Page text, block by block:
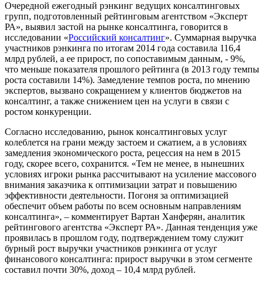
Очередной ежегодный рэнкинг ведущих консалтинговых
групп, подготовленный рейтинговым агентством «Эксперт
РА», выявил застой на рынке консалтинга, говорится в
исследовании «Российский консалтинг». Суммарная выручка
участников рэнкинга по итогам 2014 года составила 116,4
млрд рублей, а ее прирост, по сопоставимым данным, - 9%,
что меньше показателя прошлого рейтинга (в 2013 году темпы
роста составили 14%). Замедление темпов роста, по мнению
экспертов, вызвано сокращением у клиентов бюджетов на
консалтинг, а также снижением цен на услуги в связи с
ростом конкуренции.
Согласно исследованию, рынок консалтинговых услуг
колеблется на грани между застоем и сжатием, а в условиях
замедления экономического роста, рецессия на нем в 2015
году, скорее всего, сохранится. «Тем не менее, в нынешних
условиях игроки рынка рассчитывают на усиление массового
внимания заказчика к оптимизации затрат и повышению
эффективности деятельности. Погоня за оптимизацией
обеспечит объем работы по всем основным направлениям
консалтинга», – комментирует Вартан Ханферян, аналитик
рейтингового агентства «Эксперт РА». Данная тенденция уже
проявилась в прошлом году, подтверждением тому служит
бурный рост выручки участников рэнкинга от услуг
финансового консалтинга: прирост выручки в этом сегменте
составил почти 30%, доход – 10,4 млрд рублей.